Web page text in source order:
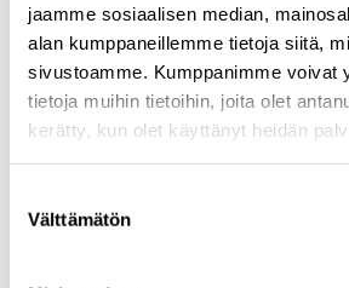
jaamme sosiaalisen median,
alan kumppaneillemme tietoja siitä,
sivustoamme. Kumppanimme voivat
tietoja muihin tietoihin, joita olet
kerätty, kun olet käyttänyt heidän
valinta
Välttämätön